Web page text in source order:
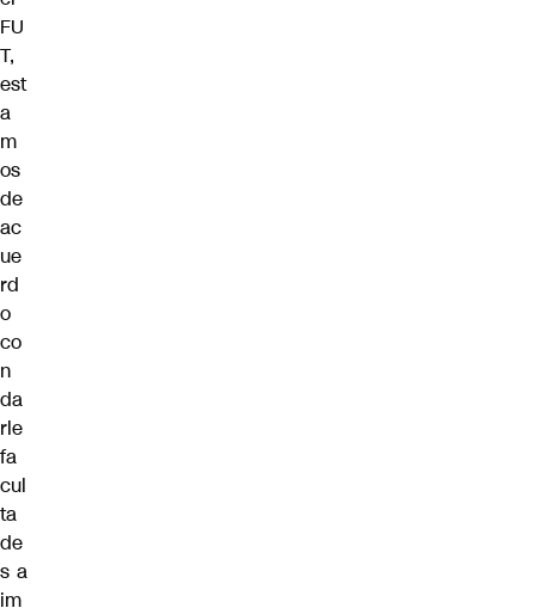
FU
T,
est
a
m
os
de
ac
ue
rd
o
co
n
da
rle
fa
cul
ta
de
s a
im